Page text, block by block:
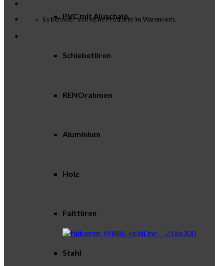
Es befinden sich keine Produkte im Warenkorb.
PVC mit Aluschale
Schiebetüren
RENOrahmen
Aluminium
Holz
Falttüren
Stahl